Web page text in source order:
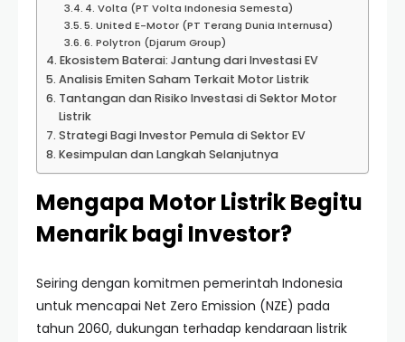
4. Volta (PT Volta Indonesia Semesta)
5. United E-Motor (PT Terang Dunia Internusa)
6. Polytron (Djarum Group)
Ekosistem Baterai: Jantung dari Investasi EV
Analisis Emiten Saham Terkait Motor Listrik
Tantangan dan Risiko Investasi di Sektor Motor
Listrik
Strategi Bagi Investor Pemula di Sektor EV
Kesimpulan dan Langkah Selanjutnya
Mengapa Motor Listrik Begitu
Menarik bagi Investor?
Seiring dengan komitmen pemerintah Indonesia
untuk mencapai Net Zero Emission (NZE) pada
tahun 2060, dukungan terhadap kendaraan listrik